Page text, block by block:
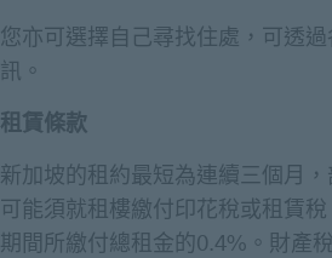
您亦可選擇自己尋找住處，可透
訊。
租賃條款
新加坡的租約最短為連續三個月
可能須就租樓繳付印花稅或租賃
期間所繳付總租金的0.4%。財產